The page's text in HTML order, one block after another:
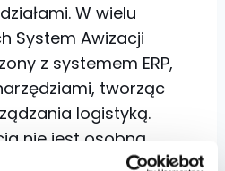
W wielu
System Awizacji
z systemem ERP,
tworząc
logistyką.
nie jest osobną
częścią codziennej